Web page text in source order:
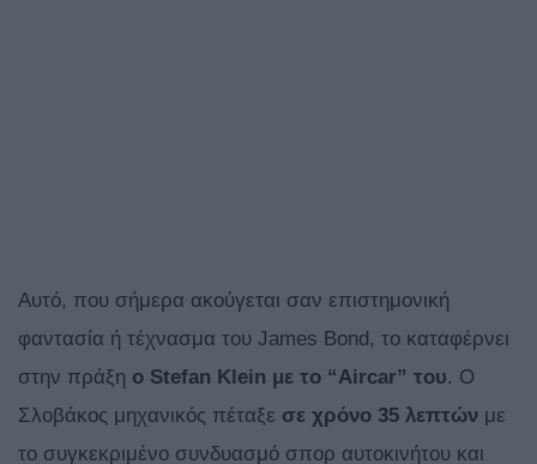
Αυτό, που σήμερα ακούγεται σαν επιστημονική
φαντασία ή τέχνασμα του James Bond, το καταφέρνει
στην πράξη ο Stefan Klein με το “Aircar” του. Ο
Σλοβάκος μηχανικός πέταξε σε χρόνο 35 λεπτών με
το συγκεκριμένο συνδυασμό σπορ αυτοκινήτου και